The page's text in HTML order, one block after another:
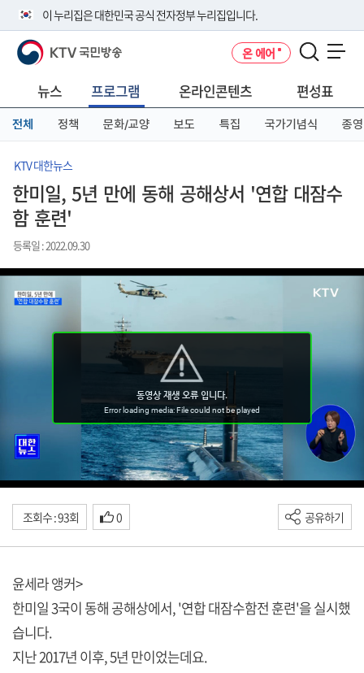
이 누리집은 대한민국 공식 전자정부 누리집입니다.
공식 누리집 주소 확인하기
니다.
이밖에 or.kr 또는 .kr등 다른 도메인 주소를 사용하고 있다면 아래 URL에
서 도메인 주소를 확인해 보세요
KTV 국민방송 온 에어
뉴스 프로그램 온라인콘텐츠 편성표
전체 정책 문화/교양 보도 특집 국가기념식 종영
KTV 대한뉴스
한미일, 5년 만에 동해 공해상서 '연합 대잠수
함 훈련'
등록일 : 2022.09.30
조회수 : 93회 0 공유하기
윤세라 앵커>
한미일 3국이 동해 공해상에서, '연합 대잠수함전 훈련'을 실시했
습니다.
지난 2017년 이후, 5년 만이었는데요.